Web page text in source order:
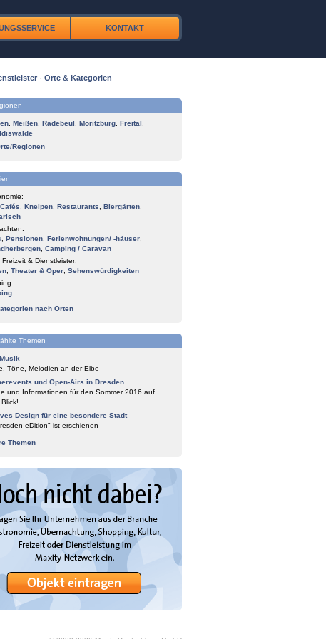
KONTAKT
· Orte & Kategorien
Meißen Radebeul Moritzburg Freital
Regionen
Cafés Kneipen Restaurants Biergärten
Pensionen Ferienwohnungen/ -häuser
Camping / Caravan
Freizeit & Dienstleister:
Theater & Oper Sehenswürdigkeiten
nach Orten
Themen
Töne, Melodien an der Elbe
und Open-Airs in Dresden
und Informationen für den Sommer 2016 auf
Design für eine besondere Stadt
eDition" ist erschienen
Themen